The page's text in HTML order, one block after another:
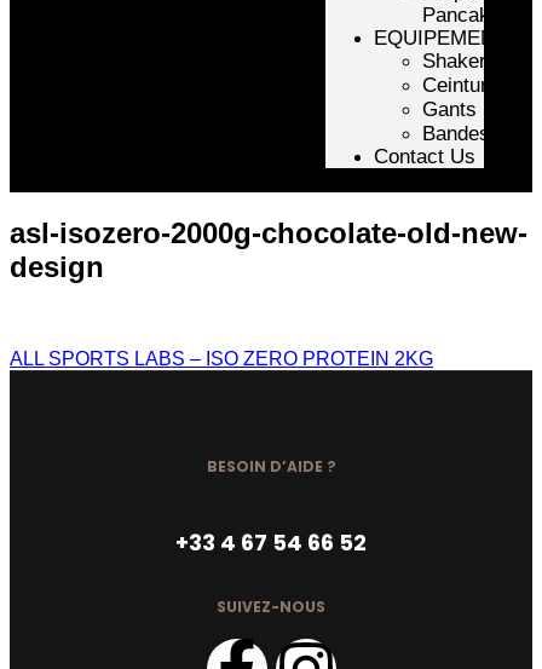
Pancake
EQUIPEMENTS
Shakers
Ceintures
Gants
Bandes
Contact Us
asl-isozero-2000g-chocolate-old-new-
design
ALL SPORTS LABS – ISO ZERO PROTEIN 2KG
BESOIN D’AIDE ?
+33 4 67 54 66 52
SUIVEZ-NOUS